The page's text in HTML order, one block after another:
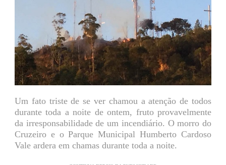
Um fato triste de se ver chamou a atenção de todos
durante toda a noite de ontem, fruto provavelmente
da irresponsabilidade de um incendiário. O morro do
Cruzeiro e o Parque Municipal Humberto Cardoso
Vale ardera em chamas durante toda a noite.